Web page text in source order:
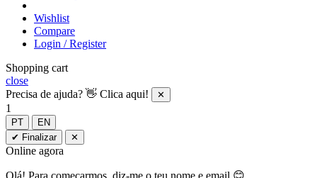
Wishlist
Compare
Login / Register
Shopping cart
close
Precisa de ajuda? 👋 Clica aqui!
✕
1
PT
EN
✔ Finalizar
✕
Online agora